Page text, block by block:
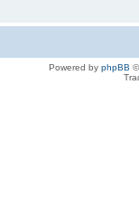
Powered by phpBB